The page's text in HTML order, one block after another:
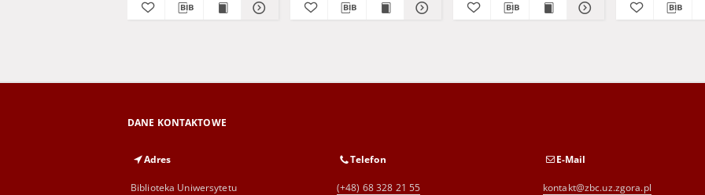
DANE KONTAKTOWE
Adres
Biblioteka Uniwersytetu
Telefon
(+48) 68 328 21 55
E-Mail
kontakt@zbc.uz.zgora.pl